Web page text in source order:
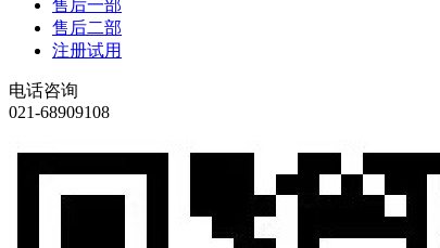
售后一部
售后二部
注册试用
电话咨询
021-68909108